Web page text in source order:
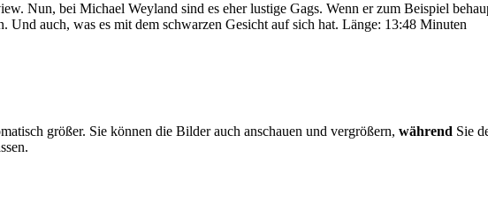
Nun, bei Michael Weyland sind es eher lustige Gags. Wenn er zum Beispiel
auch, was es mit dem schwarzen Gesicht auf sich hat. Länge: 13:48 Minuten
größer. Sie können die Bilder auch anschauen und vergrößern, während Sie